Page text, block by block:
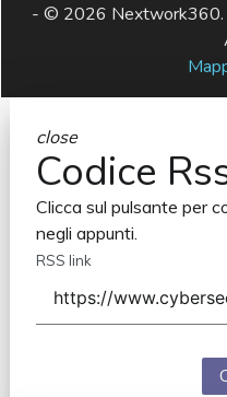
- © 2026 Nextwork360.
close
Codice
Clicca sul pulsante per
negli appunti.
RSS link